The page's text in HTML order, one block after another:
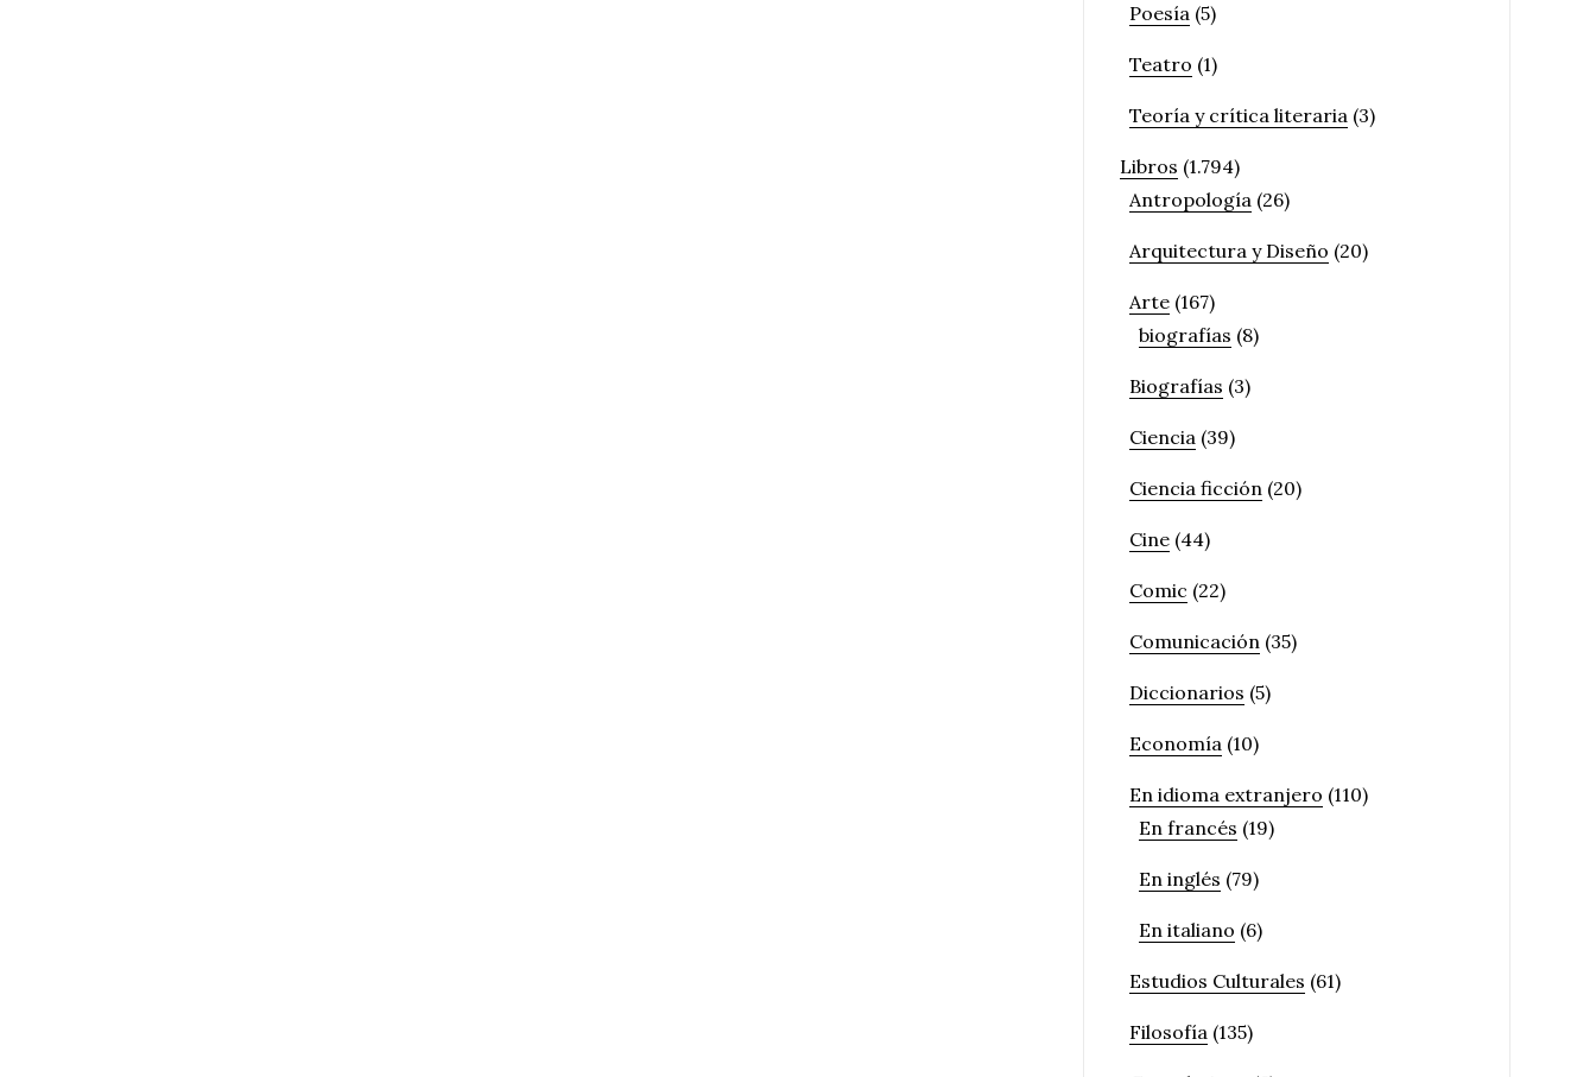
Poesía (5)
Teatro (1)
Teoría y crítica literaria (3)
Libros (1.794)
Antropología (26)
Arquitectura y Diseño (20)
Arte (167)
biografías (8)
Biografías (3)
Ciencia (39)
Ciencia ficción (20)
Cine (44)
Comic (22)
Comunicación (35)
Diccionarios (5)
Economía (10)
En idioma extranjero (110)
En francés (19)
En inglés (79)
En italiano (6)
Estudios Culturales (61)
Filosofía (135)